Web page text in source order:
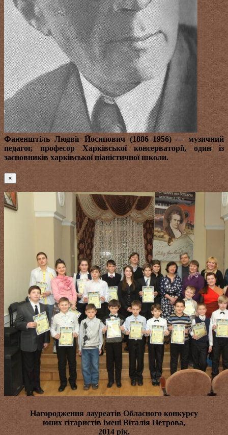
Фаненштіль Людвіг Йосипович (1886–1956)— музичний
педагог, професор Харківської консерваторії, один із
засновників харківської піаністичної школи.
×
Нагородження лауреатів Обласного конкурсу
юних гітаристів імені Віталія Петрова,
2014 рік.